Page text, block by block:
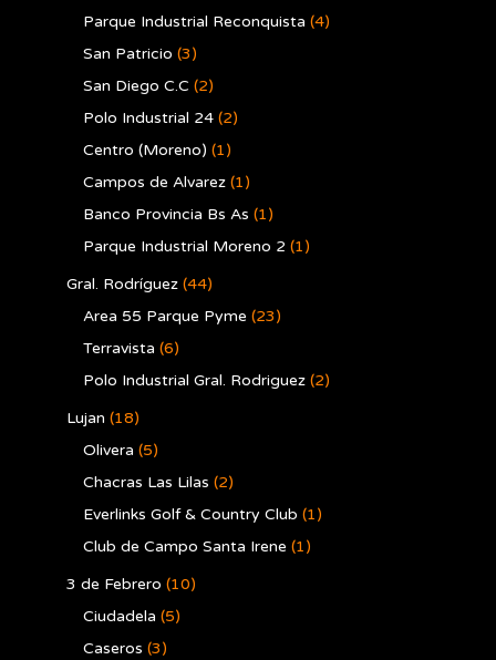
Parque Industrial Reconquista (4)
San Patricio (3)
San Diego C.C (2)
Polo Industrial 24 (2)
Centro (Moreno) (1)
Campos de Alvarez (1)
Banco Provincia Bs As (1)
Parque Industrial Moreno 2 (1)
Gral. Rodríguez (44)
Area 55 Parque Pyme (23)
Terravista (6)
Polo Industrial Gral. Rodriguez (2)
Lujan (18)
Olivera (5)
Chacras Las Lilas (2)
Everlinks Golf & Country Club (1)
Club de Campo Santa Irene (1)
3 de Febrero (10)
Ciudadela (5)
Caseros (3)